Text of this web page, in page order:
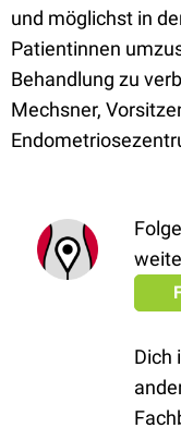
und möglichst in
Patientinnen
Behandlung zu
Mechsner,
Dich